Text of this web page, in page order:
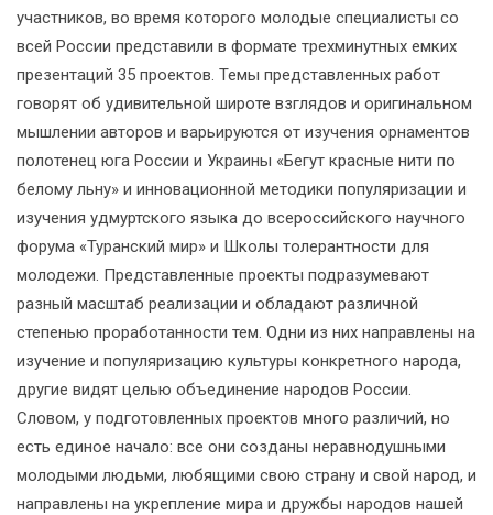
участников, во время которого молодые специалисты со
всей России представили в формате трехминутных емких
презентаций 35 проектов. Темы представленных работ
говорят об удивительной широте взглядов и оригинальном
мышлении авторов и варьируются от изучения орнаментов
полотенец юга России и Украины «Бегут красные нити по
белому льну» и инновационной методики популяризации и
изучения удмуртского языка до всероссийского научного
форума «Туранский мир» и Школы толерантности для
молодежи. Представленные проекты подразумевают
разный масштаб реализации и обладают различной
степенью проработанности тем. Одни из них направлены на
изучение и популяризацию культуры конкретного народа,
другие видят целью объединение народов России.
Словом, у подготовленных проектов много различий, но
есть единое начало: все они созданы неравнодушными
молодыми людьми, любящими свою страну и свой народ, и
направлены на укрепление мира и дружбы народов нашей